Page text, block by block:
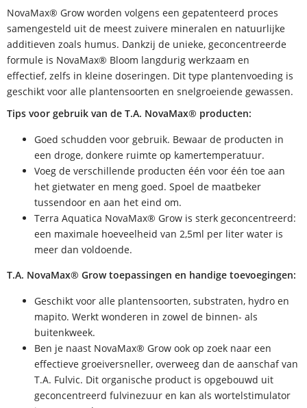
NovaMax® Grow worden volgens een gepatenteerd proces
samengesteld uit de meest zuivere mineralen en natuurlijke
additieven zoals humus. Dankzij de unieke, geconcentreerde
formule is NovaMax® Bloom langdurig werkzaam en
effectief, zelfs in kleine doseringen. Dit type plantenvoeding is
geschikt voor alle plantensoorten en snelgroeiende gewassen.
Tips voor gebruik van de T.A. NovaMax® producten:
Goed schudden voor gebruik. Bewaar de producten in
een droge, donkere ruimte op kamertemperatuur.
Voeg de verschillende producten één voor één toe aan
het gietwater en meng goed. Spoel de maatbeker
tussendoor en aan het eind om.
Terra Aquatica NovaMax® Grow is sterk geconcentreerd:
een maximale hoeveelheid van 2,5ml per liter water is
meer dan voldoende.
T.A. NovaMax® Grow toepassingen en handige toevoegingen:
Geschikt voor alle plantensoorten, substraten, hydro en
mapito. Werkt wonderen in zowel de binnen- als
buitenkweek.
Ben je naast NovaMax® Grow ook op zoek naar een
effectieve groeiversneller, overweeg dan de aanschaf van
T.A. Fulvic. Dit organische product is opgebouwd uit
geconcentreerd fulvinezuur en kan als wortelstimulator